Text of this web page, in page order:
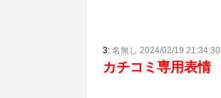
3: 名無し 2024/02/19 21:34:30
カチコミ専用表情